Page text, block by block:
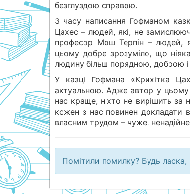
безглуздою справою.
З часу написання Гофманом
Цахес – людей, які, не
професор Мош Терпін – людей,
цьому добре зрозуміло, що
людину більш порядною, доброю і
У казці Гофмана «Крихітка
актуальною. Адже автор у цьому
нас краще, ніхто не вирішить за
кожен з нас повинен докладати
власним трудом – чуже, ненадійне
Помітили помилку? Будь ласка,